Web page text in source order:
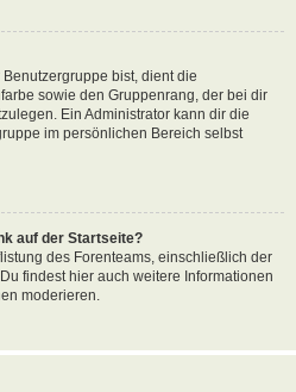
bist, dient die
sowie den Gruppenrang, der bei dir
Ein Administrator kann dir die
im persönlichen Bereich selbst
auf der Startseite?
des Forenteams, einschließlich der
findest hier auch weitere Informationen
moderieren.